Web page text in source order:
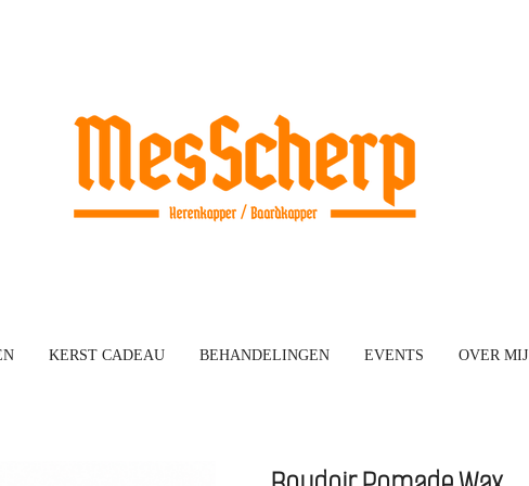
KERST CADEAU BEHANDELINGEN EVENTS OVER MIJ